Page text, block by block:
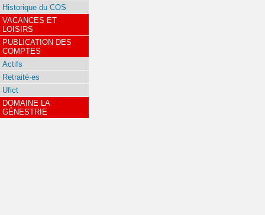
Historique du COS
VACANCES ET
LOISIRS
PUBLICATION DES
COMPTES
Actifs
Retraité·es
Ufict
DOMAINE LA
GÉNESTRIE